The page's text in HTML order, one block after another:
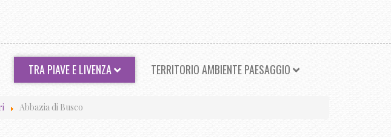
TRA PIAVE E LIVENZA TERRITORIO AMBIENTE PAESAGGIO
Abbazia di Busco